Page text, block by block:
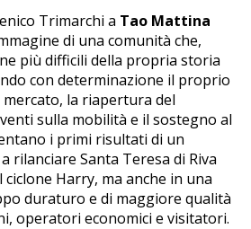
Trimarchi a Tao Mattina
di una comunità che,
più difficili della propria storia
con determinazione il proprio
la riapertura del
sulla mobilità e il sostegno al
i primi risultati di un
rilanciare Santa Teresa di Riva
Harry, ma anche in una
duraturo e di maggiore qualità
operatori economici e visitatori.